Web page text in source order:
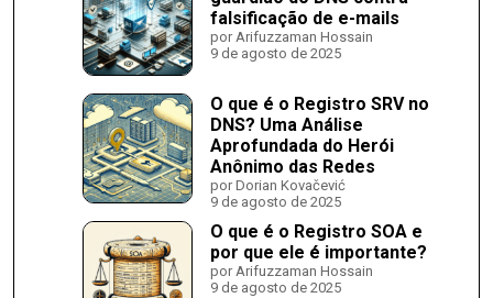
falsificação de e-mails
por Arifuzzaman Hossain
9 de agosto de 2025
O que é o Registro SRV no
DNS? Uma Análise
Aprofundada do Herói
Anônimo das Redes
por Dorian Kovačević
9 de agosto de 2025
O que é o Registro SOA e
por que ele é importante?
por Arifuzzaman Hossain
9 de agosto de 2025